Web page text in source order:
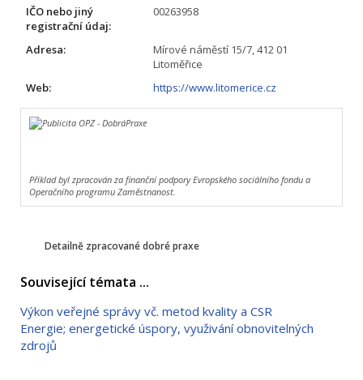
IČO nebo jiný
registrační údaj:
00263958
Adresa:
Mírové náměstí 15/7, 412 01
Litoměřice
Web:
https://www.litomerice.cz
Příklad byl zpracován za finanční podpory Evropského sociálního fondu a
Operačního programu Zaměstnanost.
Detailně zpracované dobré praxe
Související témata ...
Výkon veřejné správy vč. metod kvality a CSR
Energie; energetické úspory, využivání obnovitelných
zdrojů